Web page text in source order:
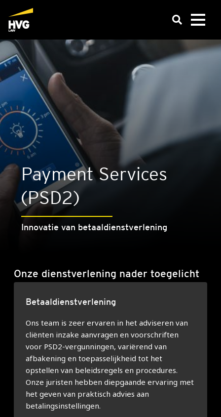
Pay­ment Ser­vi­ces
(PSD2)
Innovatie van betaaldienstverlening
Onze dienstverlening nader toegelicht
Betaaldienstverlening
Ons team is zeer ervaren in het adviseren van
cliënten inzake aanvragen en voorschriften
voor PSD2-vergunningen, variërend van
afbakening en toepasselijkheid tot het
opstellen van beleidsregels en procedures.
Onze juristen hebben diepgaande ervaring met
het geven van praktisch advies aan
betalingsinstellingen.